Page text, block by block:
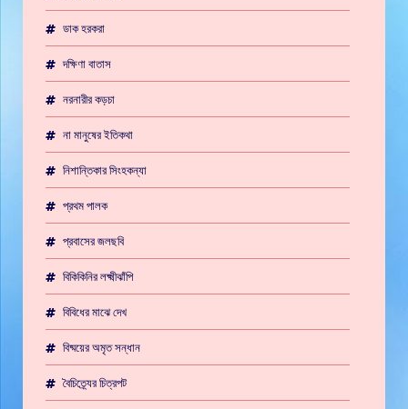
ডাক হরকরা
দক্ষিণা বাতাস
নরনারীর কড়চা
না মানুষের ইতিকথা
নিশান্তিকার সিংহকন্যা
প্রথম পালক
প্রবাসের জলছবি
বিকিকিনির লক্ষ্মীঝাঁপি
বিবিধের মাঝে দেখ
বিষ্ময়ের অমৃত সন্ধান
বৈচিত্র্যের চিত্রপট